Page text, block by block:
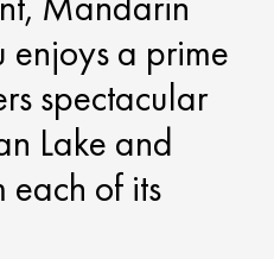
a prime
spectacular
Lake and
of its